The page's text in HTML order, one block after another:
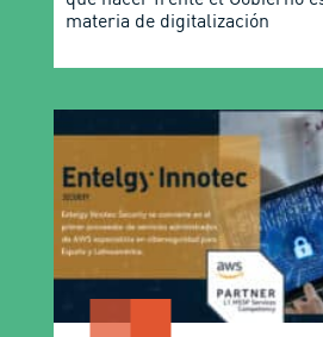
materia de digitalización